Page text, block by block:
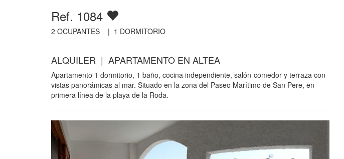
Ref. 1084
2 OCUPANTES | 1 DORMITORIO
ALQUILER | APARTAMENTO EN ALTEA
Apartamento 1 dormitorio, 1 baño, cocina independiente, salón-comedor y terraza con
vistas panorámicas al mar. Situado en la zona del Paseo Marítimo de San Pere, en
primera línea de la playa de la Roda.